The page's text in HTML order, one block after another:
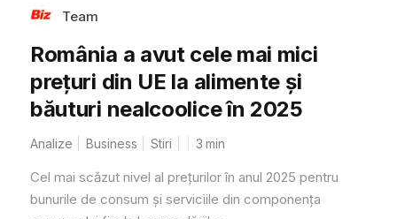
Team
România a avut cele mai mici
prețuri din UE la alimente și
băuturi nealcoolice în 2025
Analize Business Stiri 3 min
Cel mai scăzut nivel al prețurilor în anul 2025 pentru
bunurile de consum și serviciile din componența